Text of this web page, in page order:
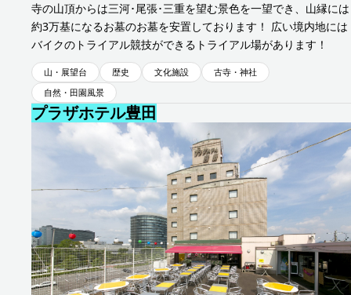
寺の山頂からは三河･尾張･三重を望む景色を一望でき、山縁には
約3万基になるお墓のお墓を安置しております！ 広い境内地には
バイクのトライアル競技ができるトライアル場があります！
山・展望台 歴史 文化施設
古寺・神社
自然・田園風景
プラザホテル豊田